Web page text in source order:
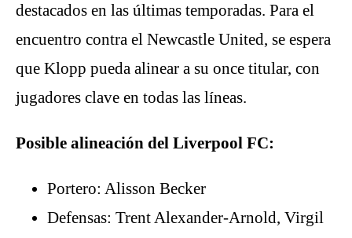
destacados en las últimas temporadas. Para el
encuentro contra el Newcastle United, se espera
que Klopp pueda alinear a su once titular, con
jugadores clave en todas las líneas.
Posible alineación del Liverpool FC:
Portero: Alisson Becker
Defensas: Trent Alexander-Arnold, Virgil